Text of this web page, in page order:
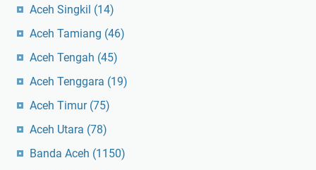
Aceh Singkil (14)
Aceh Tamiang (46)
Aceh Tengah (45)
Aceh Tenggara (19)
Aceh Timur (75)
Aceh Utara (78)
Banda Aceh (1150)